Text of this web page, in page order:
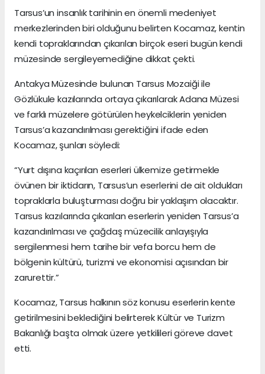
Tarsus’un insanlık tarihinin en önemli medeniyet
merkezlerinden biri olduğunu belirten Kocamaz, kentin
kendi topraklarından çıkarılan birçok eseri bugün kendi
müzesinde sergileyemediğine dikkat çekti.
Antakya Müzesinde bulunan Tarsus Mozaiği ile
Gözlükule kazılarında ortaya çıkarılarak Adana Müzesi
ve farklı müzelere götürülen heykelciklerin yeniden
Tarsus’a kazandırılması gerektiğini ifade eden
Kocamaz, şunları söyledi:
“Yurt dışına kaçırılan eserleri ülkemize getirmekle
övünen bir iktidarın, Tarsus’un eserlerini de ait oldukları
topraklarla buluşturması doğru bir yaklaşım olacaktır.
Tarsus kazılarında çıkarılan eserlerin yeniden Tarsus’a
kazandırılması ve çağdaş müzecilik anlayışıyla
sergilenmesi hem tarihe bir vefa borcu hem de
bölgenin kültürü, turizmi ve ekonomisi açısından bir
zarurettir.”
Kocamaz, Tarsus halkının söz konusu eserlerin kente
getirilmesini beklediğini belirterek Kültür ve Turizm
Bakanlığı başta olmak üzere yetkilileri göreve davet
etti.